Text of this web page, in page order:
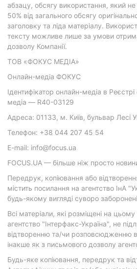
абзацу, обсягу використання, який
50% від загального обсягу
заголовку та ліда матеріалу.
тексту можливе лише за умови
дозволу Компанії.
ТОВ «ФОКУС МЕДІА»
Онлайн-медіа ФОКУС
Ідентифікатор онлайн-медіа в Реєстрі
медіа — R40-03129
Адреса: 01133, м. Київ, бульвар Лесі
Телефон: +38 044 207 45 54
E-mail: info@focus.ua
FOCUS.UA — більше ніж просто
Передрук, копіювання або
містить посилання на агентство ІнА
будь-якому вигляді суворо
Всі матеріали, які розміщені на
агентство "Інтерфакс-Україна", не
відтворенню та/чи розповсюдженню
інакше як з письмового дозволу
Будь-яке копіювання, передрук та